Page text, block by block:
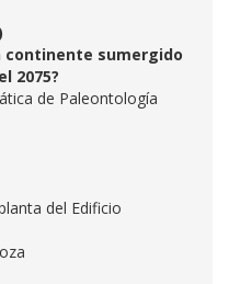
continente sumergido
2075?
de Paleontología
del Edificio